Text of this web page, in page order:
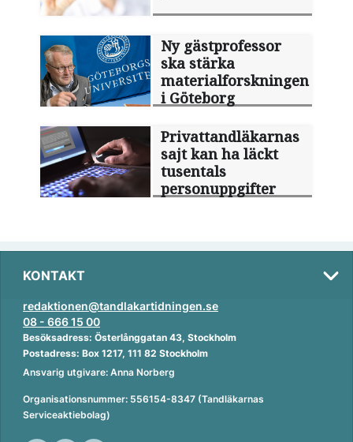
Ny gästprofessor
ska stärka
materialforskningen
i Göteborg
Privattandläkarnas
sajt kan ha läckt
tusentals
personuppgifter
KONTAKT
redaktionen@tandlakartidningen.se
08 - 666 15 00
Besöksadress: Österlånggatan 43, Stockholm
Postadress: Box 1217, 111 82 Stockholm
Ansvarig utgivare: Anna Norberg
Organisationsnummer: 556154-8347 (Tandläkarnas
Serviceaktiebolag)